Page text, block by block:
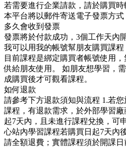
若需要進行企業請款，請於購買時
本平台將以郵件寄送電子發票方式
多久會收到發票
發票將於付款成功，3個工作天內
我可以用我的帳號幫朋友購買課程
目前課程是綁定購買者帳號使用
供給朋友使用。 如朋友想學習，
成購買後才可觀看課程。
如何退款
請參考下方退款須知與流程 1.若
課程，有退款需求，於外部學習
起7天內，且未進行課程兌換，可
心站內學習課程若購買日起7天內
請全額退費；實體課程須於開課日